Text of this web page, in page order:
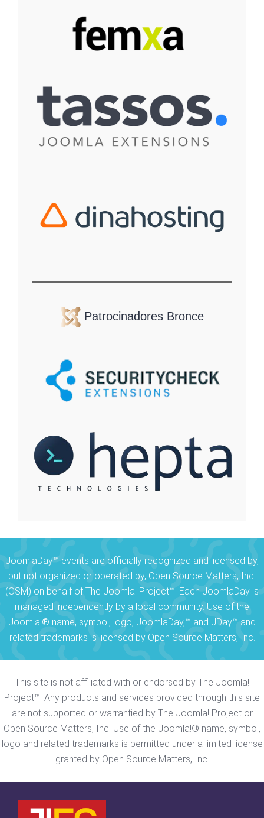
Patrocinadores Bronce
JoomlaDay™ events are officially recognized and licensed by,
but not organized or operated by, Open Source Matters, Inc.
(OSM) on behalf of The Joomla! Project™. Each JoomlaDay is
managed independently by a local community. Use of the
Joomla!® name, symbol, logo, JoomlaDay,™ and JDay™ and
related trademarks is licensed by Open Source Matters, Inc.
This site is not affiliated with or endorsed by The Joomla!
Project™. Any products and services provided through this site
are not supported or warrantied by The Joomla! Project or
Open Source Matters, Inc. Use of the Joomla!® name, symbol,
logo and related trademarks is permitted under a limited license
granted by Open Source Matters, Inc.